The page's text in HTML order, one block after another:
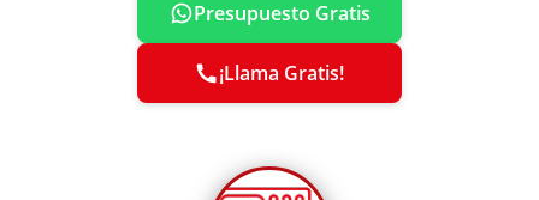
Presupuesto Gratis
¡Llama Gratis!